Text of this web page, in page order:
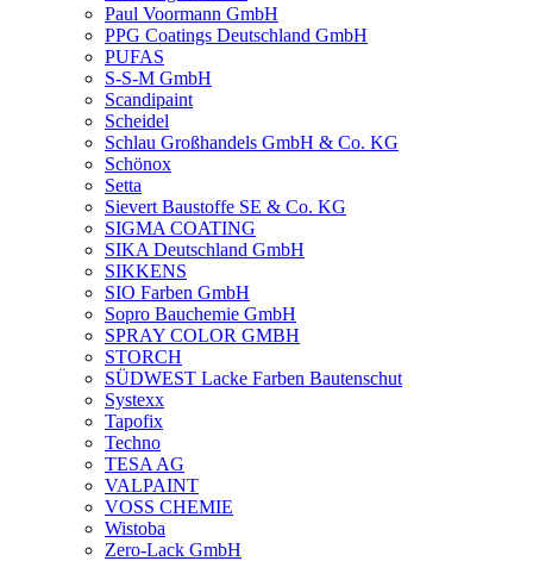
Paul Voormann GmbH
PPG Coatings Deutschland GmbH
PUFAS
S-S-M GmbH
Scandipaint
Scheidel
Schlau Großhandels GmbH & Co. KG
Schönox
Setta
Sievert Baustoffe SE & Co. KG
SIGMA COATING
SIKA Deutschland GmbH
SIKKENS
SIO Farben GmbH
Sopro Bauchemie GmbH
SPRAY COLOR GMBH
STORCH
SÜDWEST Lacke Farben Bautenschut
Systexx
Tapofix
Techno
TESA AG
VALPAINT
VOSS CHEMIE
Wistoba
Zero-Lack GmbH